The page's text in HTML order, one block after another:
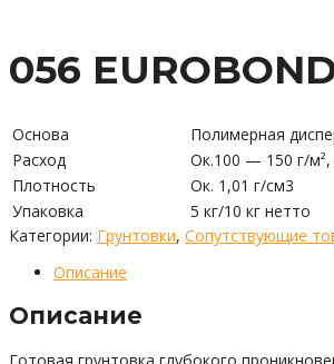
056
Основа
Полимерная
Расход
Ок.100 — 150 г/м²,
Плотность
Ок. 1,01 г/см3
Упаковка
5 кг/10 кг нетто
Категории: Грунтовки, Сопутствующие
Описание
Описание
Готовая грунтовка глубокого